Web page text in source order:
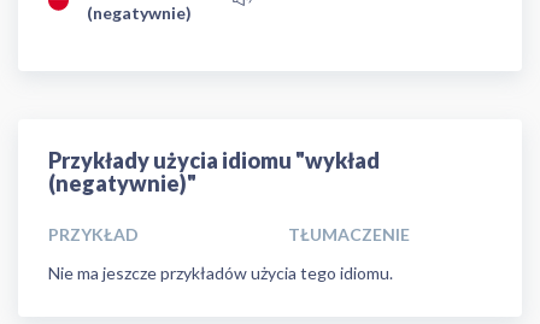
(negatywnie)
Przykłady użycia idiomu "wykład
(negatywnie)"
PRZYKŁAD
TŁUMACZENIE
Nie ma jeszcze przykładów użycia tego idiomu.